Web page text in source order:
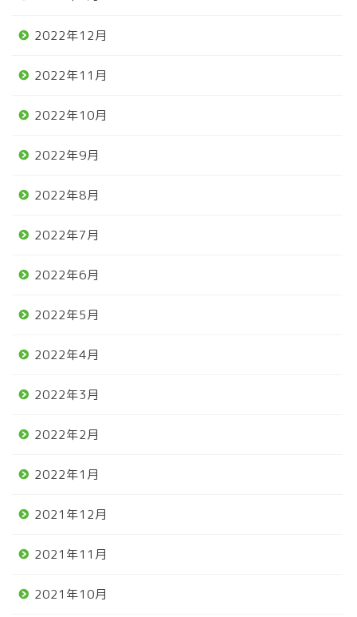
2022年12月
2022年11月
2022年10月
2022年9月
2022年8月
2022年7月
2022年6月
2022年5月
2022年4月
2022年3月
2022年2月
2022年1月
2021年12月
2021年11月
2021年10月